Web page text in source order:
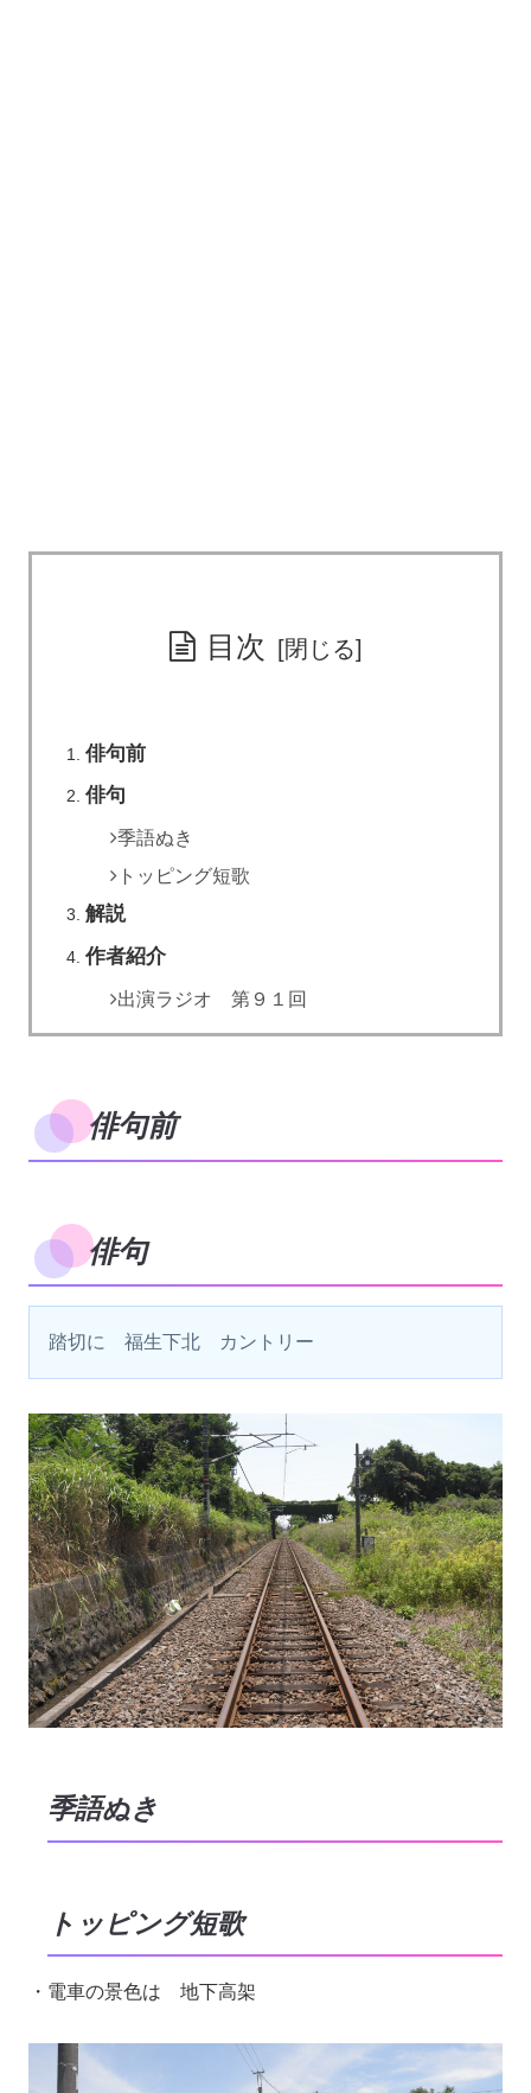
目次
俳句前
俳句
季語ぬき
トッピング短歌
解説
作者紹介
出演ラジオ 第９１回
俳句前
俳句
踏切に　福生下北　カントリー
季語ぬき
トッピング短歌
・電車の景色は 地下高架